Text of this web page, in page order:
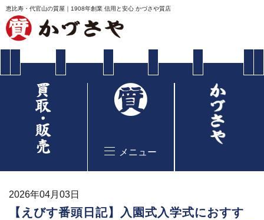
恵比寿・代官山の質屋｜1908年創業 信用と安心 かづさや質店
メニュー
2026年04月03日
【えびす番頭日記】入園式入学式におすす